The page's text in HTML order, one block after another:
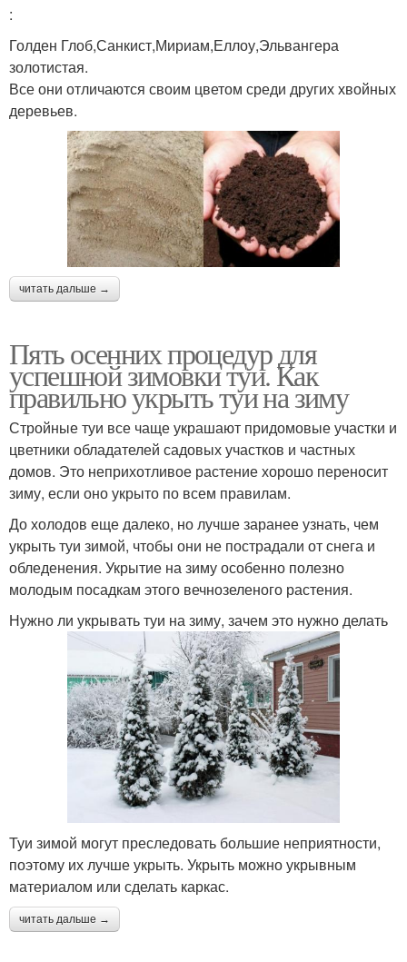
:
Голден Глоб,Санкист,Мириам,Еллоу,Эльвангера
золотистая.
Все они отличаются своим цветом среди других хвойных
деревьев.
читать дальше →
Пять осенних процедур для
успешной зимовки туи. Как
правильно укрыть туи на зиму
Стройные туи все чаще украшают придомовые участки и
цветники обладателей садовых участков и частных
домов. Это неприхотливое растение хорошо переносит
зиму, если оно укрыто по всем правилам.
До холодов еще далеко, но лучше заранее узнать, чем
укрыть туи зимой, чтобы они не пострадали от снега и
обледенения. Укрытие на зиму особенно полезно
молодым посадкам этого вечнозеленого растения.
Нужно ли укрывать туи на зиму, зачем это нужно делать
Туи зимой могут преследовать большие неприятности,
поэтому их лучше укрыть. Укрыть можно укрывным
материалом или сделать каркас.
читать дальше →